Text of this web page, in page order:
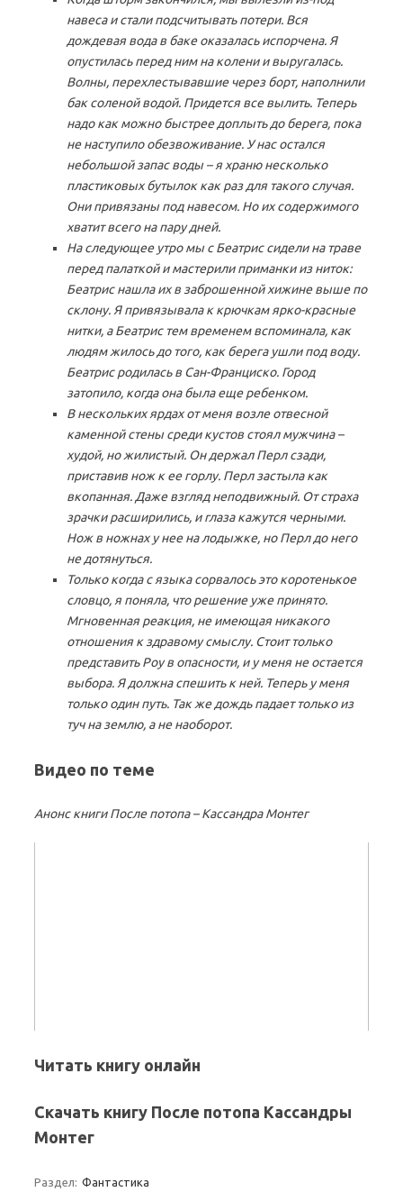
навеса и стали подсчитывать потери. Вся
дождевая вода в баке оказалась испорчена. Я
опустилась перед ним на колени и выругалась.
Волны, перехлестывавшие через борт, наполнили
бак соленой водой. Придется все вылить. Теперь
надо как можно быстрее доплыть до берега, пока
не наступило обезвоживание. У нас остался
небольшой запас воды – я храню несколько
пластиковых бутылок как раз для такого случая.
Они привязаны под навесом. Но их содержимого
хватит всего на пару дней.
На следующее утро мы с Беатрис сидели на траве
перед палаткой и мастерили приманки из ниток:
Беатрис нашла их в заброшенной хижине выше по
склону. Я привязывала к крючкам ярко-красные
нитки, а Беатрис тем временем вспоминала, как
людям жилось до того, как берега ушли под воду.
Беатрис родилась в Сан-Франциско. Город
затопило, когда она была еще ребенком.
В нескольких ярдах от меня возле отвесной
каменной стены среди кустов стоял мужчина –
худой, но жилистый. Он держал Перл сзади,
приставив нож к ее горлу. Перл застыла как
вкопанная. Даже взгляд неподвижный. От страха
зрачки расширились, и глаза кажутся черными.
Нож в ножнах у нее на лодыжке, но Перл до него
не дотянуться.
Только когда с языка сорвалось это коротенькое
словцо, я поняла, что решение уже принято.
Мгновенная реакция, не имеющая никакого
отношения к здравому смыслу. Стоит только
представить Роу в опасности, и у меня не остается
выбора. Я должна спешить к ней. Теперь у меня
только один путь. Так же дождь падает только из
туч на землю, а не наоборот.
Видео по теме
Анонс книги После потопа – Кассандра Монтег
Читать книгу онлайн
Скачать книгу После потопа Кассандры
Монтег
Раздел: Фантастика